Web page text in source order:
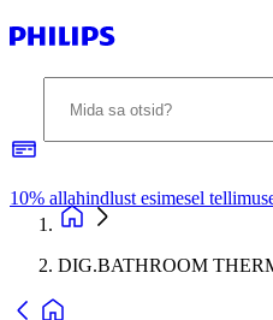
10% allahindlust esimesel
DIG.BATHROOM